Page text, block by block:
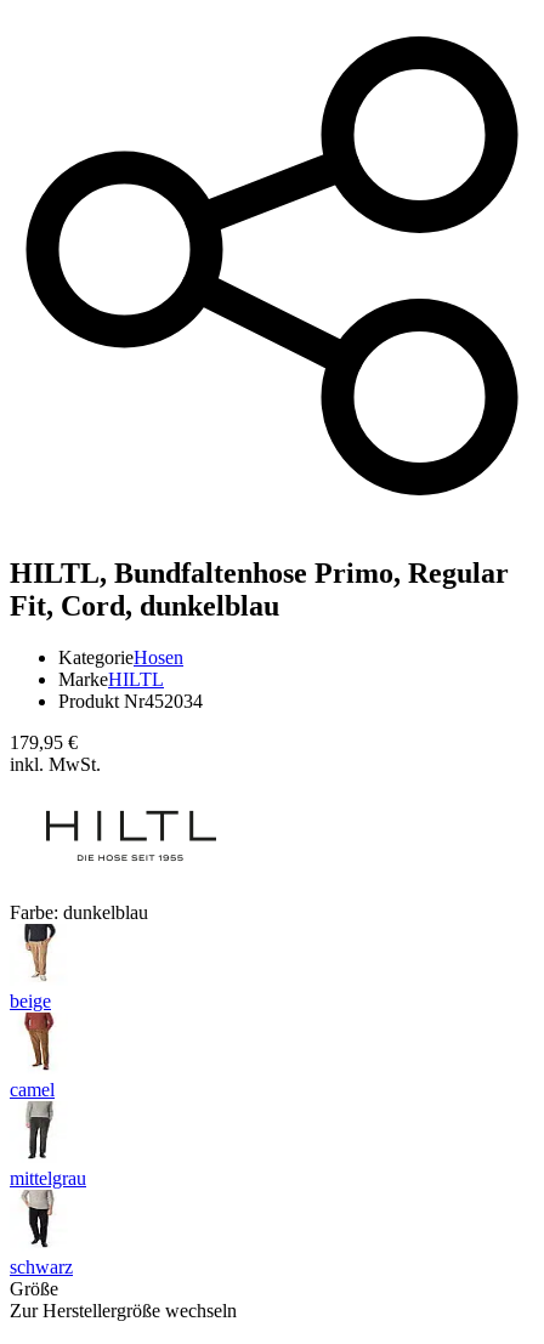
HILTL, Bundfaltenhose Primo, Regular
Fit, Cord, dunkelblau
KategorieHosen
MarkeHILTL
Produkt Nr452034
179,95 €
inkl. MwSt.
Farbe: dunkelblau
beige
camel
mittelgrau
schwarz
Größe
Zur Herstellergröße wechseln